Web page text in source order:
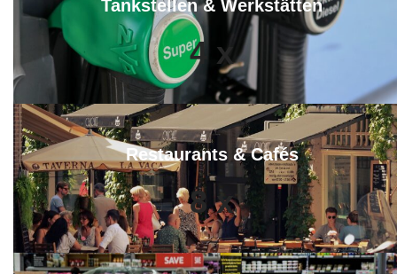
Tankstellen & Werkstätten
4 x
Restaurants & Cafés
8 x